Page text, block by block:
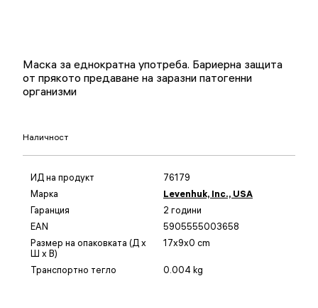
Маска за еднократна употреба. Бариерна защита
от прякото предаване на заразни патогенни
организми
Наличност
ИД на продукт
76179
Марка
Levenhuk, Inc., USA
Гаранция
2 години
EAN
5905555003658
Размер на опаковката (Д x
Ш x В)
17x9x0 cm
Транспортно тегло 0.004 kg